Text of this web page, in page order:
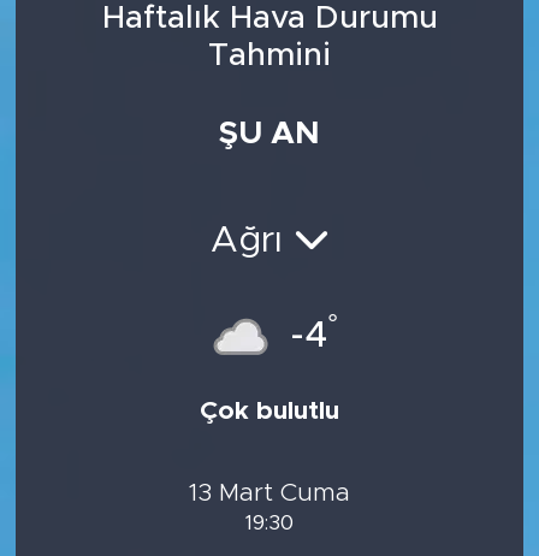
Haftalık Hava Durumu
Tahmini
ŞU AN
Ağrı
-4°
Çok bulutlu
13 Mart Cuma
19:30
Moda-Magazin-Eğlence
Tüm Manşetler